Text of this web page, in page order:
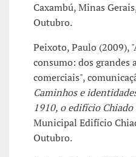
Caxambú, Minas
Outubro.
Peixoto, Paulo (2009),
consumo: dos grandes
comerciais",
Caminhos e
1910, o edifício
Municipal Edifício
Outubro.